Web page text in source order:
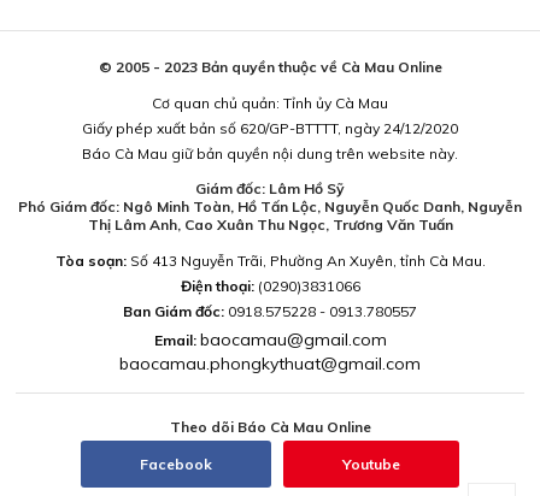
© 2005 - 2023 Bản quyền thuộc về Cà Mau Online
Cơ quan chủ quản: Tỉnh ủy Cà Mau
Giấy phép xuất bản số 620/GP-BTTTT, ngày 24/12/2020
Báo Cà Mau giữ bản quyền nội dung trên website này.
Giám đốc: Lâm Hồ Sỹ
Phó Giám đốc: Ngô Minh Toàn, Hồ Tấn Lộc, Nguyễn Quốc Danh, Nguyễn
Thị Lâm Anh, Cao Xuân Thu Ngọc, Trương Văn Tuấn
Tòa soạn:Số 413 Nguyễn Trãi, Phường An Xuyên, tỉnh Cà Mau.
Điện thoại: (0290)3831066
Ban Giám đốc: 0918.575228 - 0913.780557
Email: baocamau@gmail.com
baocamau.phongkythuat@gmail.com
Theo dõi Báo Cà Mau Online
Facebook Youtube